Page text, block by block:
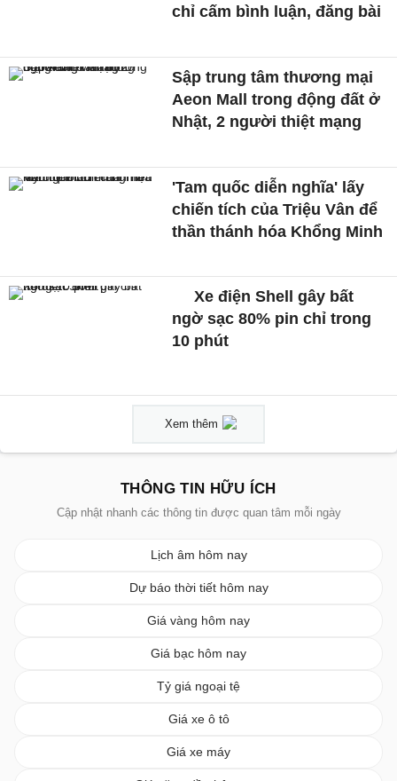
chỉ cấm bình luận, đăng bài
Sập trung tâm thương mại
Aeon Mall trong động đất ở
Nhật, 2 người thiệt mạng
'Tam quốc diễn nghĩa' lấy
chiến tích của Triệu Vân để
thần thánh hóa Khổng Minh
Xe điện Shell gây bất
ngờ sạc 80% pin chỉ trong
10 phút
Xem thêm
THÔNG TIN HỮU ÍCH
Cập nhật nhanh các thông tin được quan tâm mỗi ngày
Lịch âm hôm nay
Dự báo thời tiết hôm nay
Giá vàng hôm nay
Giá bạc hôm nay
Tỷ giá ngoại tệ
Giá xe ô tô
Giá xe máy